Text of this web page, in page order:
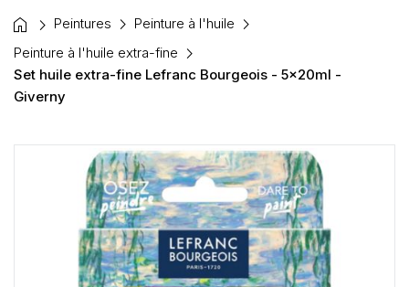
Peintures
Pinceaux & fournitures
Dessin & arts graphiques
Cartons mousse & plume
home Peintures
Peinture à l'huile
Peinture à l'huile extra-fine
Set huile extra-fine Lefranc Bourgeois - 5x20ml -
Giverny